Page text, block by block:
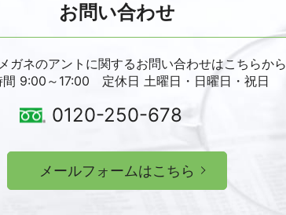
お問い合わせ
ガネのアントに関するお問い合わせはこちらから
間 9:00～17:00 定休日 土曜日・日曜日・祝日
0120-250-678
メールフォームはこちら